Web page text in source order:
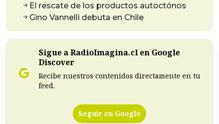
El rescate de los productos autoctónos
Gino Vannelli debuta en Chile
Sigue a RadioImagina.cl en Google
Discover
Recibe nuestros contenidos directamente en tu
feed.
Seguir en Google